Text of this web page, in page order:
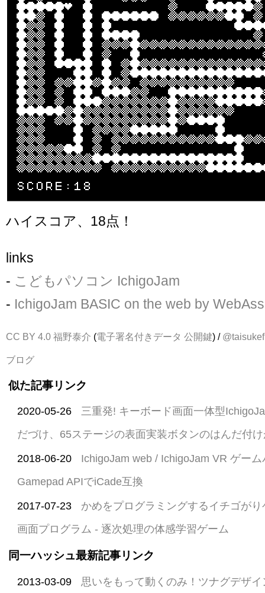
ハイスコア、18点！
links
- こどもパソコン IchigoJam
- IchigoJam BASIC on the web by
CC BY 4.0 福野泰介 (電子署名付きデータ 公開鍵) / @taisukef
ブログ
似た記事リンク
2020-05-26
三重発! キーボード画面一体型
だづけ、65ステージの表面実装ボタンのはんだ付
2018-06-20
IchigoJam web / IchigoJam VR ゲー
Gamepad APIでiCade互換
2017-07-23
かめをプログラミングするイチゴが
画面プログラム - 逐次処理の体感学習ゲーム
同一ハッシュ最新記事リンク
2013-03-09
思いをもって動くのみ！ツナグデザ